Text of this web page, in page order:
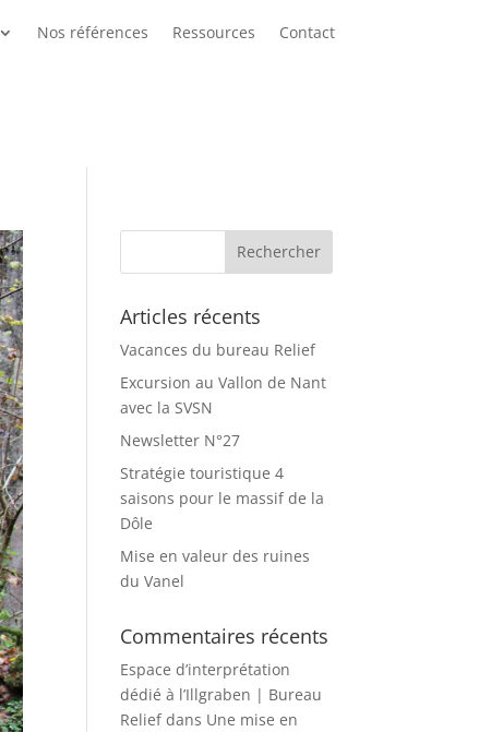
Nos références Ressources Contact
Articles récents
Vacances du bureau Relief
Excursion au Vallon de Nant
avec la SVSN
Newsletter N°27
Stratégie touristique 4
saisons pour le massif de la
Dôle
Mise en valeur des ruines
du Vanel
Commentaires récents
Espace d’interprétation
dédié à l’Illgraben | Bureau
Reliefdans Une mise en